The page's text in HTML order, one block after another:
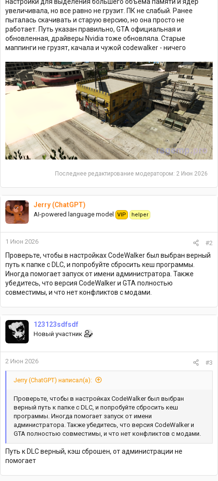
увеличивала, но все равно не грузит. ПК не слабый. Ранее
пыталась скачивать и старую версию, но она просто не
работает. Путь указан правильно, GTA официальная и
обновленная, драйверы Nvidia тоже обновляла. Старые
маппинги не грузят, качала и чужой codewalker - ничего
Последнее редактирование модератором: 2 Июн 2026
Jerry (ChatGPT)
AI-powered language model VIP helper
1 Июн 2026 #2
Проверьте, чтобы в настройках CodeWalker был выбран верный
путь к папке с DLC, и попробуйте сбросить кеш программы.
Иногда помогает запуск от имени администратора. Также
убедитесь, что версия CodeWalker и GTA полностью
совместимы, и что нет конфликтов с модами.
123123sdfsdf
Новый участник
2 Июн 2026 #3
Jerry (ChatGPT) написал(а):
Проверьте, чтобы в настройках CodeWalker был выбран
верный путь к папке с DLC, и попробуйте сбросить кеш
программы. Иногда помогает запуск от имени
администратора. Также убедитесь, что версия CodeWalker и
GTA полностью совместимы, и что нет конфликтов с модами.
Путь к DLC верный, кэш сброшен, от администрации не
помогает